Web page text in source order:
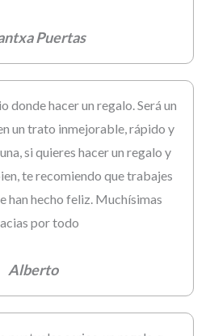
Puertas
donde hacer un regalo. Será un
un trato inmejorable, rápido y
si quieres hacer un regalo y
te recomiendo que trabajes
han hecho feliz. Muchísimas
por todo
Alberto